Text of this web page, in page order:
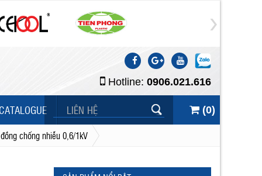
Hotline: 0906.021.616
LIÊN HỆ (0)
chống nhiễu 0,6/1kV